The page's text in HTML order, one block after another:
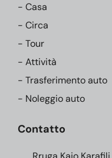
- Casa
- Circa
- Tour
- Attività
- Trasferimento auto
- Noleggio auto
Contatto